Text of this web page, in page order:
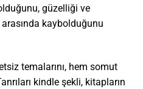
güzelliği ve
kaybolduğunu
temalarını, hem somut
kindle şekli, kitapların